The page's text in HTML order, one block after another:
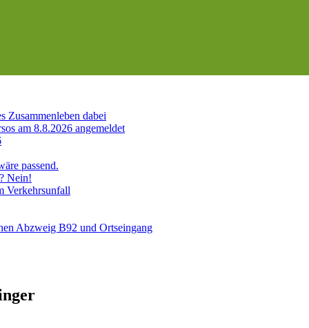
Zusammenleben dabei
am 8.8.2026 angemeldet
passend.
Nein!
Verkehrsunfall
Abzweig B92 und Ortseingang